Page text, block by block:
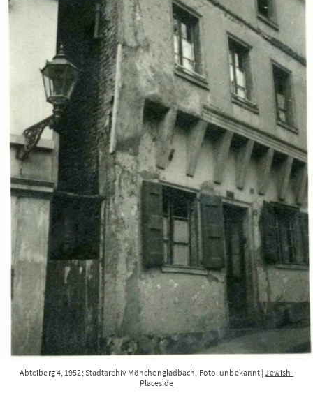
Abteiberg 4, 1952; Stadtarchiv Mönchengladbach, Foto: unbekannt | Jewish-
Places.de